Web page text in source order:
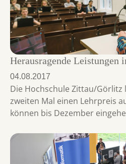
Herausragende Leistungen
04.08.2017
Die Hochschule Zittau/Görlitz
zweiten Mal einen Lehrpreis
können bis Dezember